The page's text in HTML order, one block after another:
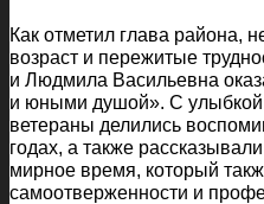
Как отметил глава района,
возраст и пережитые
и Людмила Васильевна
и юными душой». С
ветераны делились
годах, а также
мирное время, который
самоотверженности и